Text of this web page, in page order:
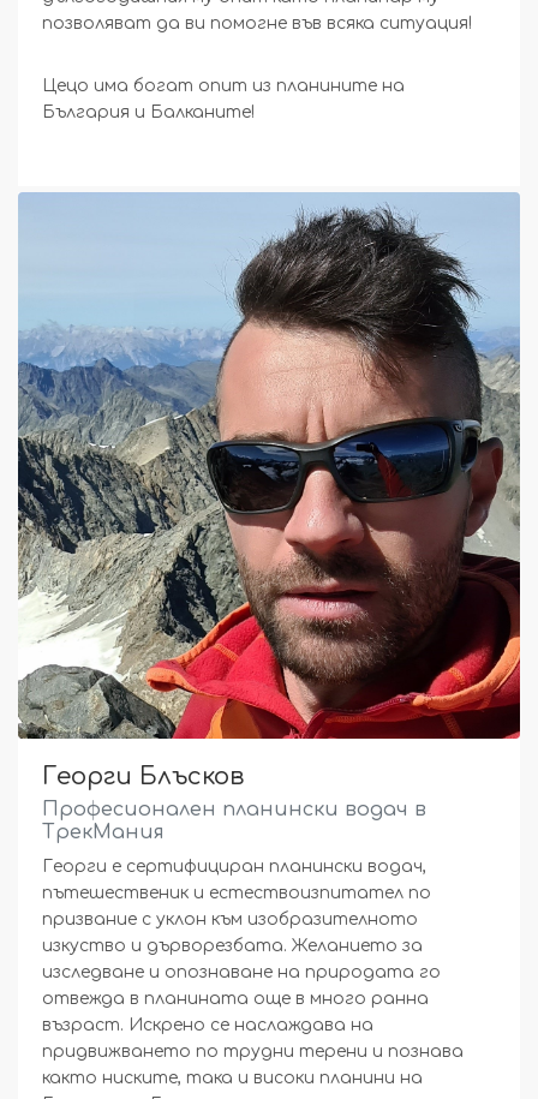
позволяват да ви помогне във всяка ситуация!
Цецо има богат опит из планините на
България и Балканите!
Георги Блъсков
Професионален планински водач в
ТрекМания
Георги е сертифициран планински водач,
пътешественик и естествоизпитател по
призвание с уклон към изобразителното
изкуство и дърворезбата. Желанието за
изследване и опознаване на природата го
отвежда в планината още в много ранна
възраст. Искрено се наслаждава на
придвижването по трудни терени и познава
както ниските, така и високи планини на